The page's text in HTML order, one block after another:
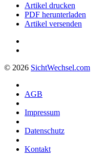
Artikel drucken
PDF herunterladen
Artikel versenden
© 2026 SichtWechsel.com
AGB
Impressum
Datenschutz
Kontakt